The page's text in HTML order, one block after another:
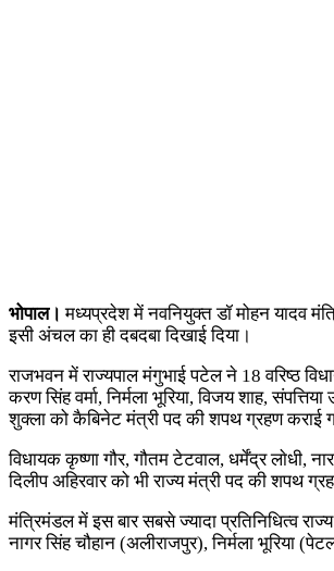
भोपाल। मध्यप्रदेश में नवनियुक्त डॉ मोहन यादव
इसी अंचल का ही दबदबा दिखाई दिया।
राजभवन में राज्यपाल मंगुभाई पटेल ने 18 वरिष्ठ
करण सिंह वर्मा, निर्मला भूरिया, विजय शाह,
शुक्ला को कैबिनेट मंत्री पद की शपथ ग्रहण कराई
विधायक कृष्णा गौर, गौतम टेटवाल, धर्मेंद्र लाेधी,
दिलीप अहिरवार को भी राज्य मंत्री पद की शपथ
मंत्रिमंडल में इस बार सबसे ज्यादा प्रतिनिधित्व
नागर सिंह चौहान (अलीराजपुर), निर्मला भूरिया